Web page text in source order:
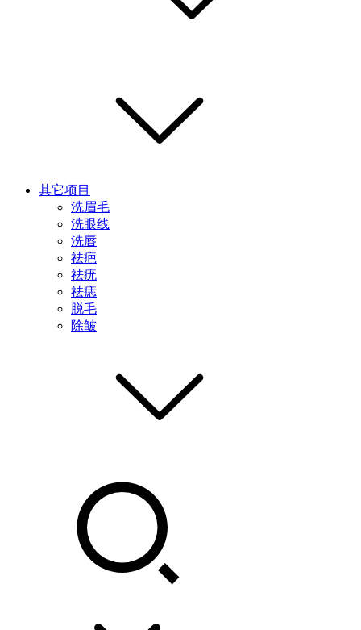
其它项目
洗眉毛
洗眼线
洗唇
祛疤
祛疣
祛痣
脱毛
除皱